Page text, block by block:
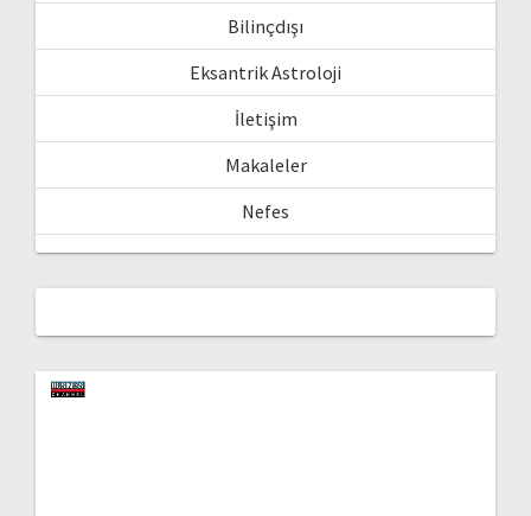
Bilinçdışı
Eksantrik Astroloji
İletişim
Makaleler
Nefes